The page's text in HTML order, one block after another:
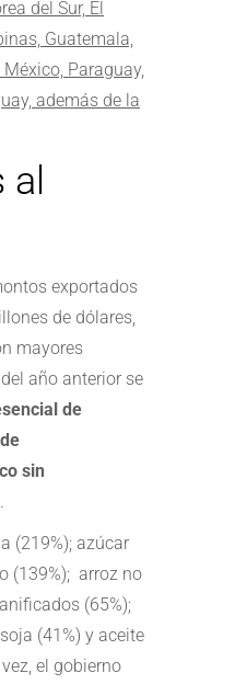
del Sur, El
Guatemala,
Paraguay,
además de la
exportados
de dólares,
mayores
año anterior se
de
sin
.
(219%); azúcar
(139%); arroz no
(65%);
(41%) y aceite
el gobierno